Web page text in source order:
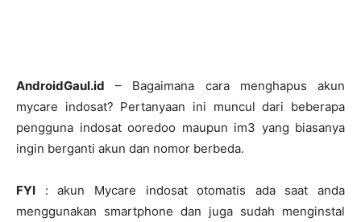
AndroidGaul.id – Bagaimana cara menghapus akun
mycare indosat? Pertanyaan ini muncul dari beberapa
pengguna indosat ooredoo maupun im3 yang biasanya
ingin berganti akun dan nomor berbeda.
FYI : akun Mycare indosat otomatis ada saat anda
menggunakan smartphone dan juga sudah menginstal